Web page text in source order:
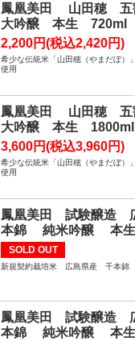
鳳凰美田 山田穂 五
大吟醸 本生 720ml
2,200円(税込2,420円)
希少な伝統米「山田穂（やまだぼ）
使用
鳳凰美田 山田穂 五
大吟醸 本生 1800ml
3,600円(税込3,960円)
希少な伝統米「山田穂（やまだぼ）
使用
鳳凰美田 試験醸造
本錦 純米吟醸 本
SOLD OUT
新規契約栽培米 広島県産 千本錦
鳳凰美田 試験醸造
本錦 純米吟醸 本